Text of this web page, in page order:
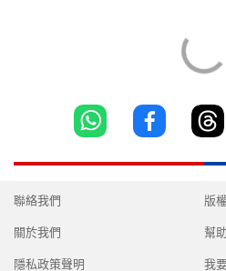
聯絡我們
關於我們
隱私政策聲明
版
幫
我